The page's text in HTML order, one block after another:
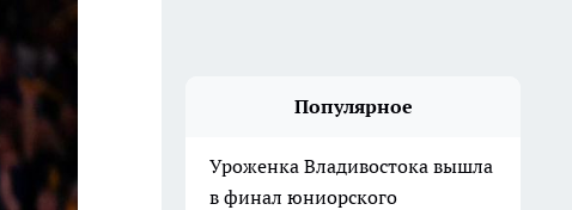
Популярное
Уроженка Владивостока вышла
в финал юниорского